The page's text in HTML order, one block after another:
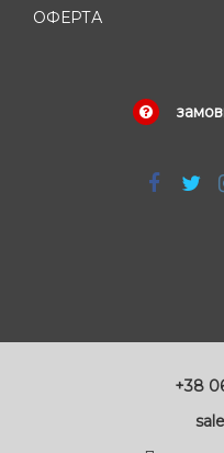
ОФЕРТА
+38